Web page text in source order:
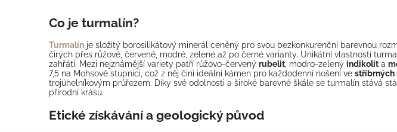
Co je turmalín?
Turmalín je složitý borosilikátový minerál ceněný pro svou bezkonkurenční barevnou
čirých přes růžové, červené, modré, zelené až po černé varianty. Unikátní vlastností
zahřátí. Mezi nejznámější variety patří růžovo-červený rubelit, modro-zelený indikolit a
7,5 na Mohsově stupnici, což z něj činí ideální kámen pro každodenní nošení ve stříbrných
trojúhelníkovým průřezem. Díky své odolnosti a široké barevné škále se turmalín stává
přírodní krásu.
Etické získávání a geologický původ